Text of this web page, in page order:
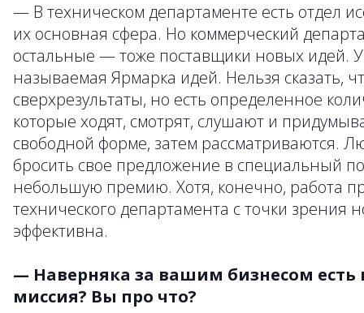
— В техническом департаменте есть отдел
их основная сфера. Но коммерческий
остальные — тоже поставщики новых идей. У
называемая Ярмарка идей. Нельзя сказать,
сверхрезультаты, но есть определенное
которые ходят, смотрят, слушают и
свободной форме, затем рассматриваются.
бросить свое предложение в специальный
небольшую премию. Хотя, конечно, работа
технического департамента с точки зрения
эффективна.
— Наверняка за вашим бизнесом есть
миссия? Вы про что?